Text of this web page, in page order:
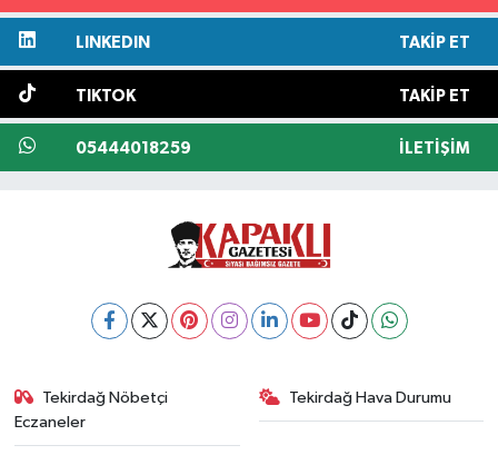
LINKEDIN TAKIP ET
TIKTOK TAKIP ET
05444018259 İLETIŞIM
Tekirdağ Nöbetçi
Eczaneler
Tekirdağ Hava Durumu